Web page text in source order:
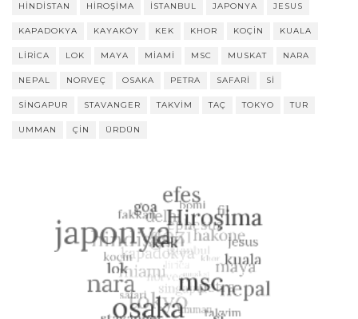
HINDISTAN HIROŞIMA ISTANBUL JAPONYA JESUS
KAPADOKYA KAYAKÖY KEK KHOR KOÇIN KUALA
LIRICA LOK MAYA MIAMI MSC MUSKAT NARA
NEPAL NORVEÇ OSAKA PETRA SAFARI SI
SINGAPUR STAVANGER TAKVIM TAÇ TOKYO TUR
UMMAN ÇIN ÜRDÜN